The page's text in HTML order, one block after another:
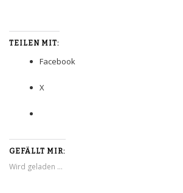
TEILEN MIT:
Facebook
X
GEFÄLLT MIR:
Wird geladen …